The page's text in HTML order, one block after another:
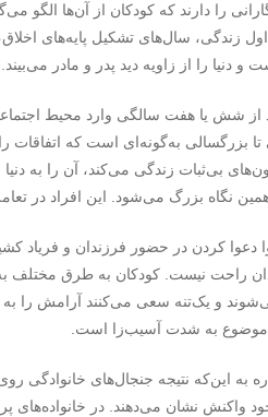
را دارند که کودکان از آن‌ها الگو
زندگی، سال‌های تشکیل پایه‌های
دنیا را از زاویه دید پدر و مادر می‌بیند.
از شش یا هفت سالگی وارد محیط
تا بزرگسالی به‌گونه‌ای است که
بی‌ثبات زندگی می‌کند، آن را به
همین نگاه بزرگ می‌شود. این افراد در
دعوا کردن در حضور فرزندان و فریاد
راحت نیست. کودکان به طرق مختلف
و یک‌تنه سعی می‌کنند آرامش را به
به شدت آسیب‌زا است.
به این‌که نتیجه جنجال‌های خانوادگی
نشان می‌دهند. در خانواده‌های